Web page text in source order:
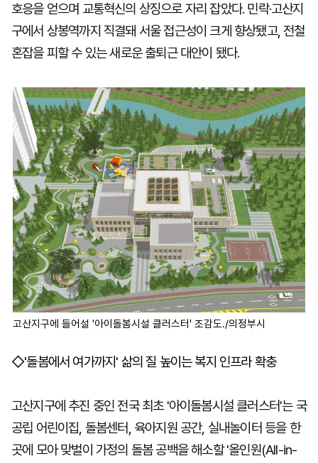
호응을 얻으며 교통혁신의 상징으로 자리 잡았다. 민락·고산지
구에서 상봉역까지 직결돼 서울 접근성이 크게 향상됐고, 전철
혼잡을 피할 수 있는 새로운 출퇴근 대안이 됐다.
고산지구에 들어설 '아이돌봄시설 클러스터' 조감도./의정부시
◇'돌봄에서 여가까지' 삶의 질 높이는 복지 인프라 확충
고산지구에 추진 중인 전국 최초 '아이돌봄시설 클러스터'는 국
공립 어린이집, 돌봄센터, 육아지원 공간, 실내놀이터 등을 한
곳에 모아 맞벌이 가정의 돌봄 공백을 해소할 '올인원(All-in-